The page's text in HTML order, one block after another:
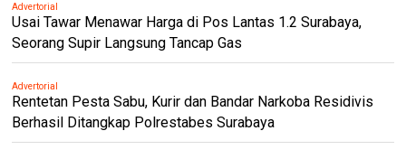
Advertorial
Usai Tawar Menawar Harga di Pos Lantas 1.2 Surabaya,
Seorang Supir Langsung Tancap Gas
Advertorial
Rentetan Pesta Sabu, Kurir dan Bandar Narkoba Residivis
Berhasil Ditangkap Polrestabes Surabaya